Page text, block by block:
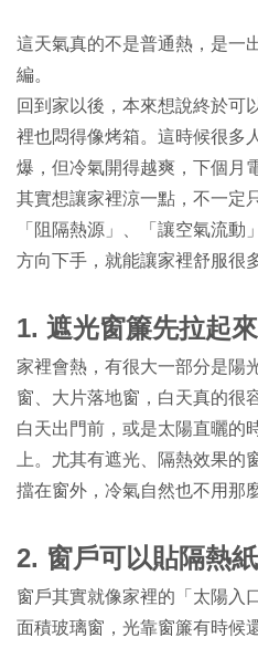
這天氣真的不是普通熱，是一
編。
回到家以後，本來想說終於可
裡也悶得像烤箱。這時候很多
爆，但冷氣開得越爽，下個月
其實想讓家裡涼一點，不一定
「阻隔熱源」、「讓空氣流動
方向下手，就能讓家裡舒服很多
1. 遮光窗簾先拉起來
家裡會熱，有很大一部分是陽
窗、大片落地窗，白天真的很
白天出門前，或是太陽直曬的
上。尤其有遮光、隔熱效果
擋在窗外，冷氣自然也不用那
2. 窗戶可以貼隔熱紙
窗戶其實就像家裡的「太陽入
面積玻璃窗，光靠窗簾有時候